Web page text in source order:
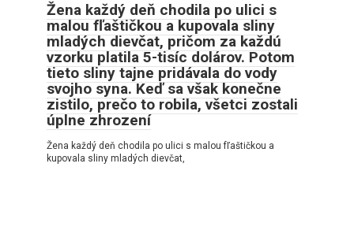
Žena každý deň chodila po ulici s
malou fľaštičkou a kupovala sliny
mladých dievčat, pričom za každú
vzorku platila 5-tisíc dolárov. Potom
tieto sliny tajne pridávala do vody
svojho syna. Keď sa však konečne
zistilo, prečo to robila, všetci zostali
úplne zhrození
Žena každý deň chodila po ulici s malou fľaštičkou a
kupovala sliny mladých dievčat,